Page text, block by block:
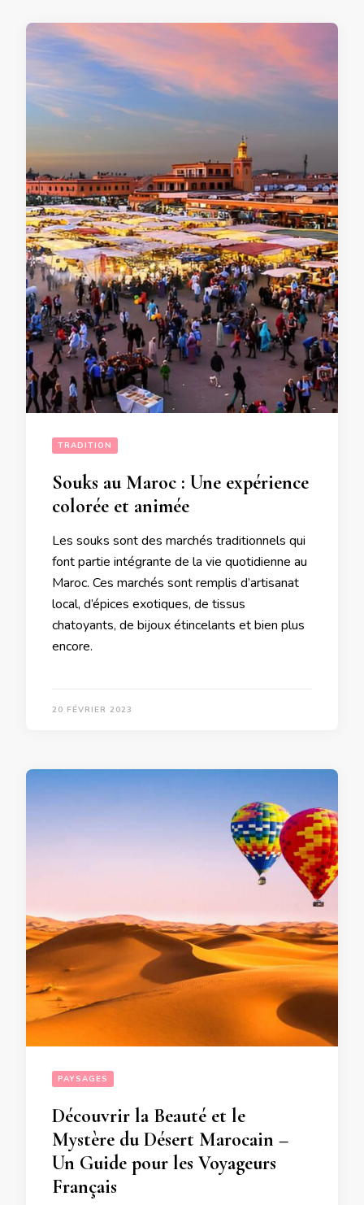
TRADITION
Souks au Maroc : Une expérience
colorée et animée
Les souks sont des marchés traditionnels qui
font partie intégrante de la vie quotidienne au
Maroc. Ces marchés sont remplis d’artisanat
local, d’épices exotiques, de tissus
chatoyants, de bijoux étincelants et bien plus
encore.
20 FÉVRIER 2023
PAYSAGES
Découvrir la Beauté et le
Mystère du Désert Marocain –
Un Guide pour les Voyageurs
Français